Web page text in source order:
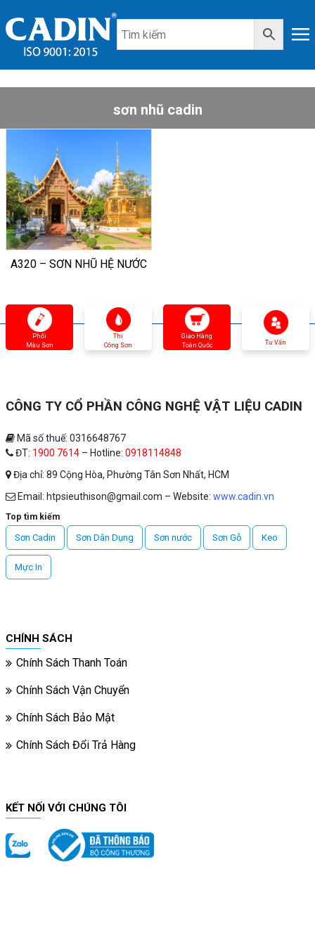
sơn nhũ cadin
A320 – SƠN NHŨ HỆ NƯỚC
Phối
Màu Sơn
Thi
Công Sơn
Giao Hàng
Toàn Quốc
Tư Vấn
CÔNG TY CỔ PHẦN CÔNG NGHỆ VẬT LIỆU CADIN
Mã số thuế: 0316648767
ĐT: 1900 7614 – Hotline: 0918114848
Địa chỉ: 89 Cộng Hòa, Phường Tân Sơn Nhất, HCM
Email: htpsieuthison@gmail.com – Website: www.cadin.vn
Top tìm kiếm
Sơn Cadin
Sơn Dân Dụng Sơn nước Sơn Gỗ Keo
Mực In
CHÍNH SÁCH
Chính Sách Thanh Toán
Chính Sách Vận Chuyển
Chính Sách Bảo Mật
Chính Sách Đổi Trả Hàng
KẾT NỐI VỚI CHÚNG TÔI